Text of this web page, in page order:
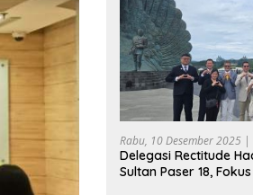
Rabu, 10 Desember 2025
Delegasi Rectitude
Sultan Paser 18,